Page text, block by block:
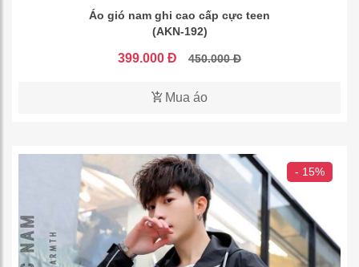
Áo gió nam ghi cao cấp cực teen
(AKN-192)
399.000 Đ 450.000 Đ
Mua áo
- 15%